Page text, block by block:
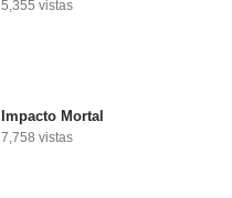
5,355 vistas
Impacto Mortal
7,758 vistas